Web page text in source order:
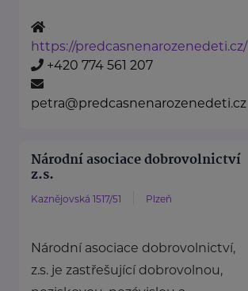
https://predcasnenarozenedeti.cz/
+420 774 561 207
petra@predcasnenarozenedeti.cz
Národní asociace dobrovolnictví
z.s.
Kaznějovská 1517/51 Plzeň
Národní asociace dobrovolnictví,
z.s. je zastřešující dobrovolnou,